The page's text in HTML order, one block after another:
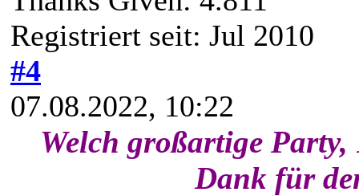
Registriert seit: Jul 2010
#4
07.08.2022, 10:22
Welch großartige
Dank für